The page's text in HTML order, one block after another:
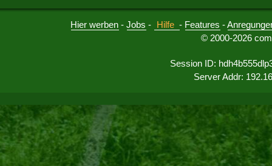
Hier werben -Jobs - Hilfe - Features -
© 2000-2026
Session ID:
Server Addr: